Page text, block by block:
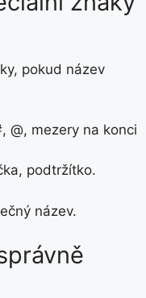
pokud název
@, mezery na konci
podtržítko.
název.